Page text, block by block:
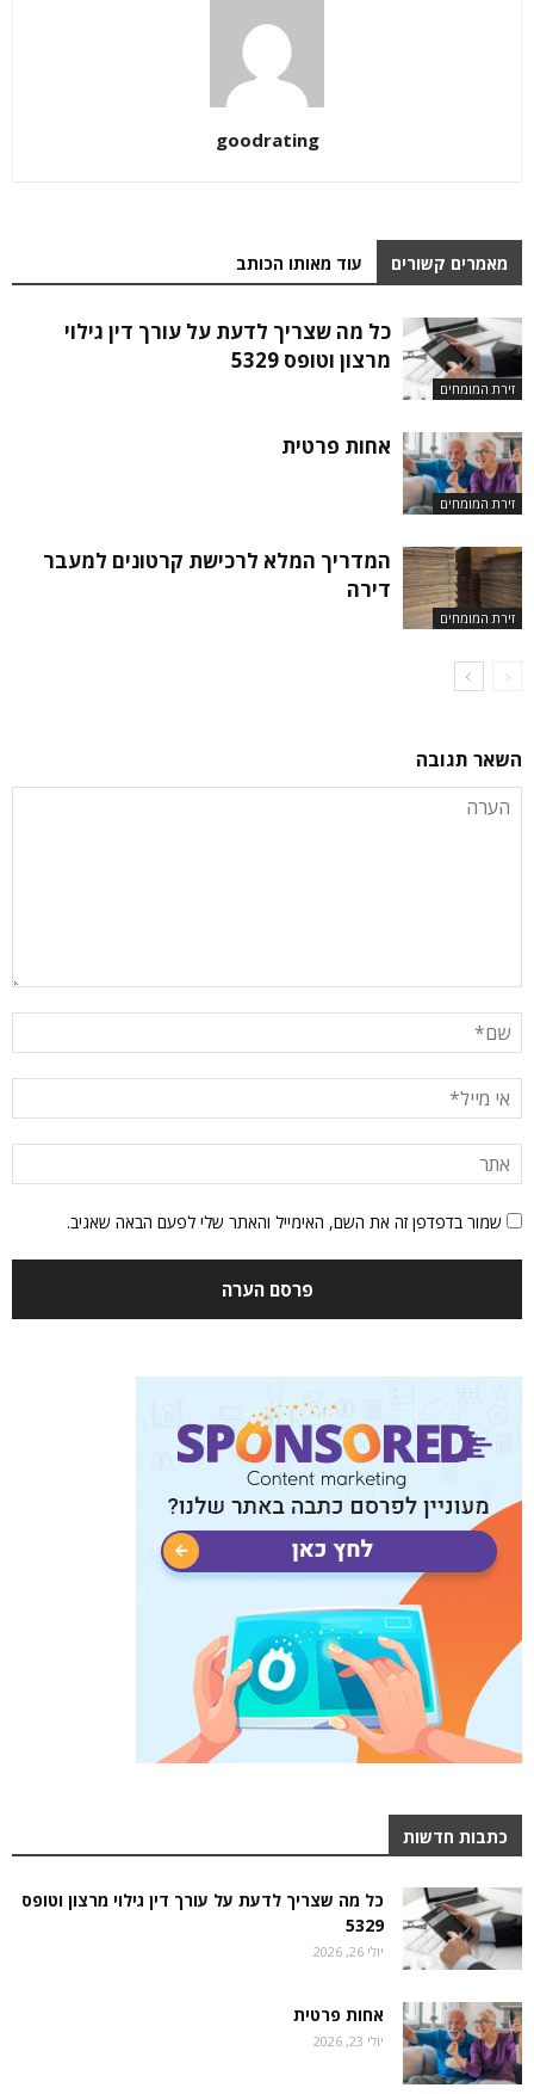
goodrating
מאמרים קשורים עוד מאותו הכותב
זירת המומחים
כל מה שצריך לדעת על עורך דין גילוי
מרצון וטופס 5329
זירת המומחים
אחות פרטית
זירת המומחים
המדריך המלא לרכישת קרטונים למעבר
דירה
השאר תגובה
שמור בדפדפן זה את השם, האימייל והאתר שלי לפעם הבאה שאגיב.
כתבות חדשות
כל מה שצריך לדעת על עורך דין גילוי מרצון וטופס
5329
יולי 26, 2026
אחות פרטית
יולי 23, 2026